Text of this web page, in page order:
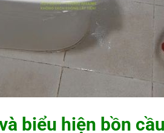
biểu hiện bồn